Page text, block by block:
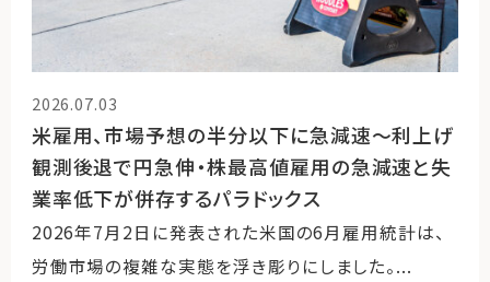
2026.07.03
米雇用、市場予想の半分以下に急減速～利上げ
観測後退で円急伸・株最高値雇用の急減速と失
業率低下が併存するパラドックス
2026年7月2日に発表された米国の6月雇用統計は、
労働市場の複雑な実態を浮き彫りにしました。...